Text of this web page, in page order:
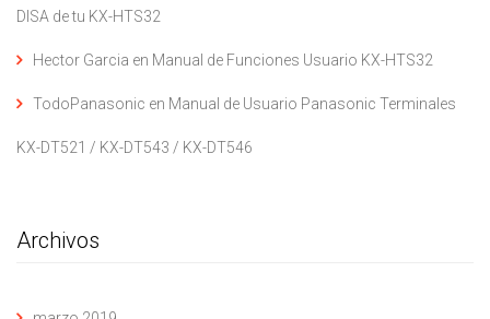
DISA de tu KX-HTS32
Hector Garcia en Manual de Funciones Usuario KX-HTS32
TodoPanasonic en Manual de Usuario Panasonic Terminales
KX-DT521 / KX-DT543 / KX-DT546
Archivos